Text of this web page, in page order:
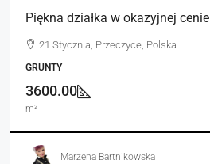
Piękna działka w okazyjnej cenie
21 Stycznia, Przeczyce, Polska
GRUNTY
3600.00
m²
Marzena Bartnikowska